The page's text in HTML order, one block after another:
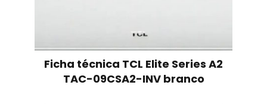
Ficha técnica TCL Elite Series A2
TAC-09CSA2-INV branco